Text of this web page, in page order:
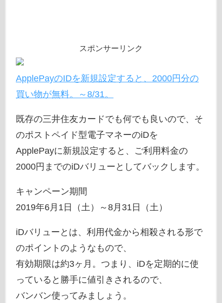
スポンサーリンク
ApplePayのIDを新規設定すると、2000円分の
買い物が無料。～8/31。
既存の三井住友カードでも何でも良いので、そ
のポストペイド型電子マネーのiDを
ApplePayに新規設定すると、ご利用料金の
2000円までのiDバリューとしてバックします。
キャンペーン期間
2019年6月1日（土）～8月31日（土）
iDバリューとは、利用代金から相殺される形で
のポイントのようなもので、
有効期限は約3ヶ月。つまり、iDを定期的に使
っていると勝手に値引きされるので、
バンバン使ってみましょう。